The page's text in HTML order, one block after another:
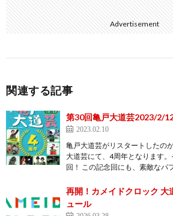
Advertisement
関連する記事
第30回亀戸大道芸2023/2/
2023.02.10
亀戸大道芸がリスタートしたの
大道芸にて、4周年となります
回！ この記念回にも、素敵なパ
再開！カメイドクロック
ュール